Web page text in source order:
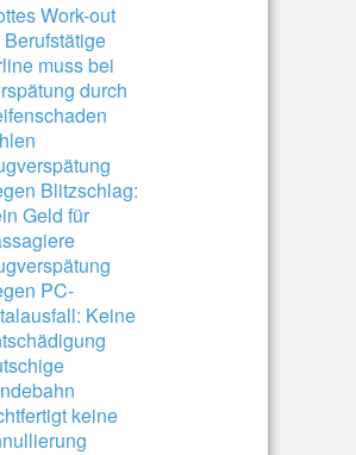
Work-out
Berufstätige
muss bei
durch
Blitzschlag:
Geld für
PC-
Keine
keine